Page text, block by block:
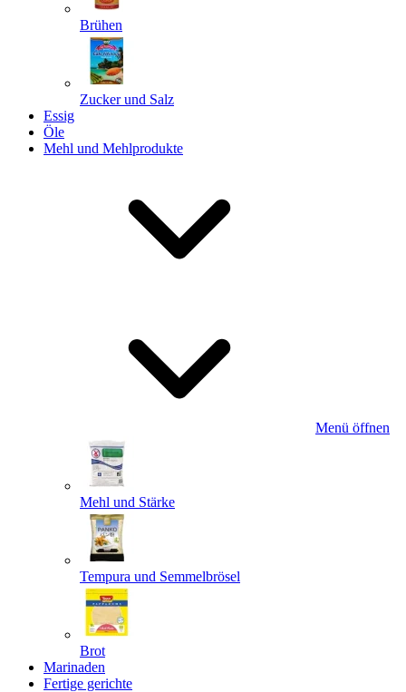
Brühen
Zucker und Salz
Essig
Öle
Mehl und Mehlprodukte
Menü öffnen
Mehl und Stärke
Tempura und Semmelbrösel
Brot
Marinaden
Fertige gerichte